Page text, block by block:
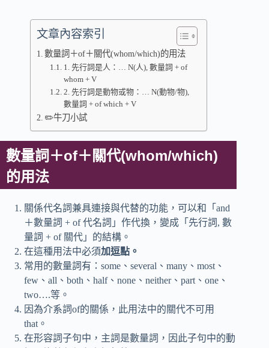
文章內容索引
數量詞＋of＋關代(whom/which)的用法
1. 先行詞是人：… N(人), 數量詞 + of
whom + V
2. 先行詞是動物或物：… N(動物/物),
數量詞 + of which + V
✏️牛刀小試
數量詞＋of＋關代(whom/which)
的用法
關係代名詞兼具連接與代替的功能，可以和「and
＋數量詞 + of 代名詞」作代換，變成「先行詞, 數
量詞 + of 關代」的結構。
在這種用法中必須加逗點。
常用的數量詞有：some、several、many、most、
few、all、both、half、none、neither、part、one、
two….等。
因為介系詞of的關係，此用法中的關代不可用
that。
在形容詞子句中，主詞是數量詞，因此子句中的動